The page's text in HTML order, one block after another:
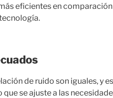
eficientes en
de ruido son iguales, y
se ajuste a las